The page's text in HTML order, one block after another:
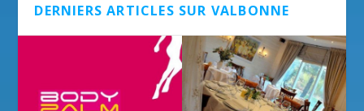
DERNIERS ARTICLES SUR VALBONNE